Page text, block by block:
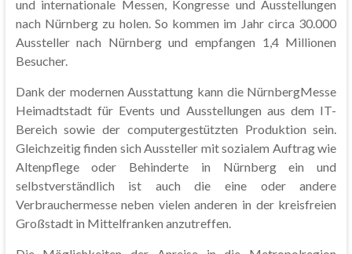
und internationale Messen, Kongresse und Ausstellungen
nach Nürnberg zu holen. So kommen im Jahr circa 30.000
Aussteller nach Nürnberg und empfangen 1,4 Millionen
Besucher.
Dank der modernen Ausstattung kann die NürnbergMesse
Heimadtstadt für Events und Ausstellungen aus dem IT-
Bereich sowie der computergestützten Produktion sein.
Gleichzeitig finden sich Aussteller mit sozialem Auftrag wie
Altenpflege oder Behinderte in Nürnberg ein und
selbstverständlich ist auch die eine oder andere
Verbrauchermesse neben vielen anderen in der kreisfreien
Großstadt in Mittelfranken anzutreffen.